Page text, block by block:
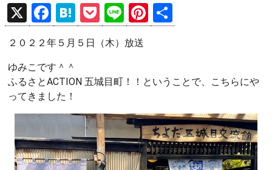
X
F
a
ce
b
o
o
k
H
at
e
n
a
P
o
ck
et
Li
n
e
Pi
nt
t
有
２０２２年５月５日（木）放送
ゆみこです＾＾
ふるさとACTION 五城目町！！ということで、こちらにや
ってきました！